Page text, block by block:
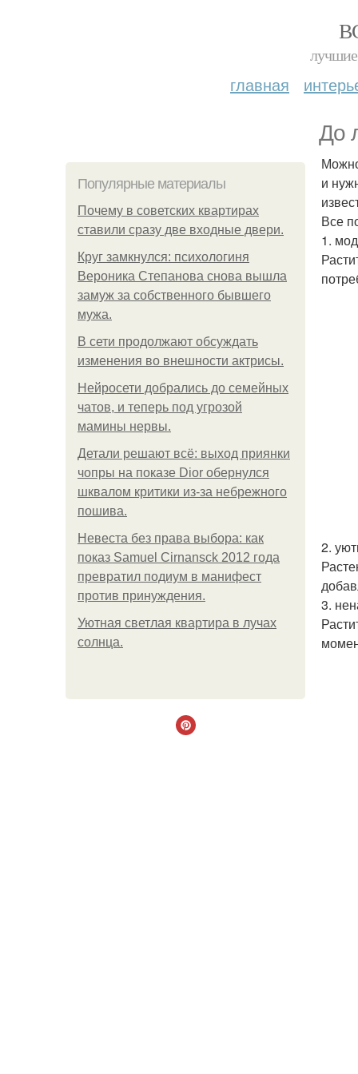
лучшие
главная
До
Популярные материалы
Почему в советских квартирах
ставили сразу две входные двери.
Круг замкнулся: психологиня
Вероника Степанова снова вышла
замуж за собственного бывшего
мужа.
В сети продолжают обсуждать
изменения во внешности актрисы.
Нейросети добрались до семейных
чатов, и теперь под угрозой
мамины нервы.
Детали решают всё: выход приянки
чопры на показе Dior обернулся
шквалом критики из-за небрежного
пошива.
Невеста без права выбора: как
показ Samuel Cirnansck 2012 года
превратил подиум в манифест
против принуждения.
Уютная светлая квартира в лучах
солнца.
и
Все
1.
2.
3.